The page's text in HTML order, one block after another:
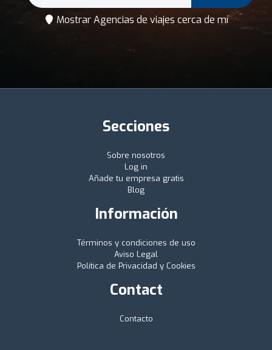
Mostrar Agencias de viajes cerca de mí
Secciones
Sobre nosotros
Log in
Añade tu empresa gratis
Blog
Información
Términos y condiciones de uso
Aviso Legal
Política de Privacidad y Cookies
Contact
Contacto